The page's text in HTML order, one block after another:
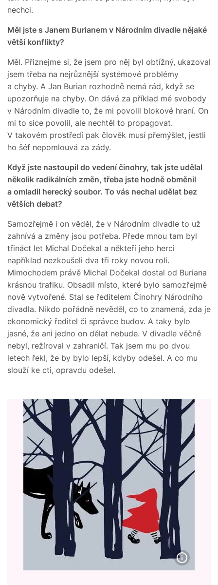
nechci.
Měl jste s Janem Burianem v Národním divadle nějaké
větší konflikty?
Měl. Přiznejme si, že jsem pro něj byl obtížný, ukazoval
jsem třeba na nejrůznější systémové problémy
a chyby. A Jan Burian rozhodně nemá rád, když se
upozorňuje na chyby. On dává za příklad mé svobody
v Národním divadle to, že mi povolil blokové hraní. On
mi to sice povolil, ale nechtěl to propagovat.
V takovém prostředí pak člověk musí přemýšlet, jestli
ho šéf nepomlouvá za zády.
Když jste nastoupil do vedení činohry, tak jste udělal
několik radikálních změn, třeba jste hodně obměnil
a omladil herecký soubor. To vás nechal udělat bez
větších debat?
Samozřejmě i on věděl, že v Národním divadle to už
zahnívá a změny jsou potřeba. Přede mnou tam byl
třináct let Michal Dočekal a někteří jeho herci
například nezkoušeli dva tři roky novou roli.
Mimochodem právě Michal Dočekal dostal od Buriana
krásnou trafiku. Obsadil místo, které bylo samozřejmě
nově vytvořené. Stal se ředitelem Činohry Národního
divadla. Nikdo pořádně nevěděl, co to znamená, zda je
ekonomický ředitel či správce budov. A taky bylo
jasné, že ani jedno on dělat nebude. V divadle věčně
nebyl, režíroval v zahraničí. Tak jsem mu po dvou
letech řekl, že by bylo lepší, kdyby odešel. A co mu
slouží ke cti, opravdu odešel.